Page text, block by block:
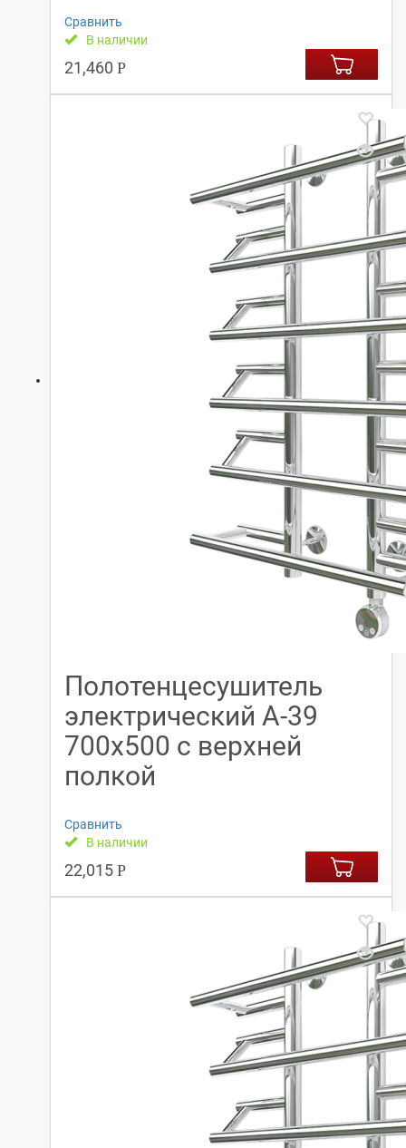
Сравнить
В наличии
21,460 Р
Полотенцесушитель
электрический А-39
700х500 с верхней
полкой
Сравнить
В наличии
22,015 Р